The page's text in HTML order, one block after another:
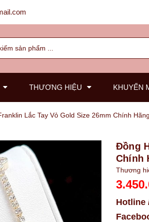
THƯƠNG HIỆU KHUYẾN
Lắc Tay Vỏ Gold Size 26mm Chính Hãng
Đồng
Chính
Thương
Hotline